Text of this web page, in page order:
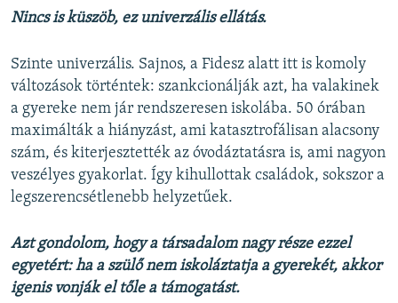
Nincs is küszöb, ez univerzális ellátás.
Szinte univerzális. Sajnos, a Fidesz alatt itt is komoly
változások történtek: szankcionálják azt, ha valakinek
a gyereke nem jár rendszeresen iskolába. 50 órában
maximálták a hiányzást, ami katasztrofálisan alacsony
szám, és kiterjesztették az óvodáztatásra is, ami nagyon
veszélyes gyakorlat. Így kihullottak családok, sokszor a
legszerencsétlenebb helyzetűek.
Azt gondolom, hogy a társadalom nagy része ezzel
egyetért: ha a szülő nem iskoláztatja a gyerekét, akkor
igenis vonják el tőle a támogatást.